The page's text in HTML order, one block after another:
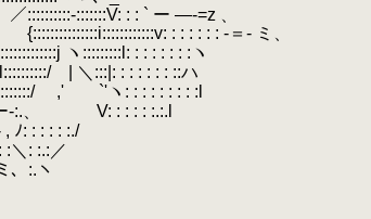
: : ` ー ―-=z 、
: : : : : : -＝- ミ、
: : : : : : :ヽ
| ＼:::|: : : : : : : ::ハ
`'ヽ: : : : : : : : :l
-:.、 V: : : : : :.:.l
, ﾉ: : : : : :./
: :.:／
:.ヽ